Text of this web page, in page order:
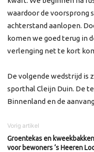
waardoor de voorsprong
achterstand aanlopen.
komen we goed terug in
verlenging net te kort
De volgende wedstrijd is
sporthal Cleijn Duin. De
Binnenland en de
Vorig artikel
Groentekas en kweekbakken
voor bewoners ‘s Heeren